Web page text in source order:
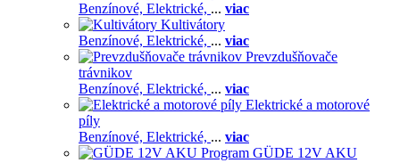
Benzínové, Elektrické, ... viac
Kultivátory
Benzínové, Elektrické, ... viac
Prevzdušňovače
trávnikov
Benzínové, Elektrické, ... viac
Elektrické a motorové
píly
Benzínové, Elektrické, ... viac
GÜDE 12V AKU